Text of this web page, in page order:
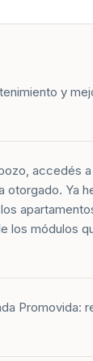
y
accedés
otorgado. Ya
los módulos
Promovida: